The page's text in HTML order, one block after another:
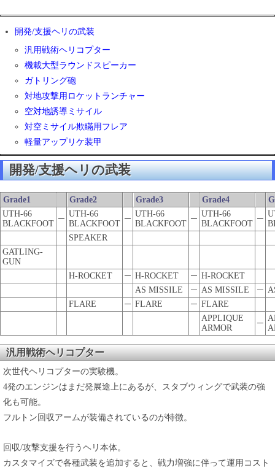
開発/支援ヘリの武装
汎用戦術ヘリコプター
機載大型ラウンドスピーカー
ガトリング砲
対地攻撃用ロケットランチャー
空対地誘導ミサイル
対空ミサイル欺瞞用フレア
軽量アップリケ装甲
開発/支援ヘリの武装
Grade1 Grade2 Grade3 Grade4
UTH-66
BLACKFOOT
─
UTH-66
BLACKFOOT
─
UTH-66
BLACKFOOT
─
UTH-66
BLACKFOOT
─
SPEAKER
GATLING-
GUN
H-ROCKET
─ H-ROCKET ─ H-ROCKET
AS MISSILE
─ AS MISSILE ─
FLARE
─ FLARE ─ FLARE
APPLIQUE
ARMOR
─
汎用戦術ヘリコプター
次世代ヘリコプターの実験機。
4発のエンジンはまだ発展途上にあるが、スタブウィングで武装の強
化も可能。
フルトン回収アームが装備されているのが特徴。
回収/攻撃支援を行うヘリ本体。
カスタマイズで各種武装を追加すると、戦力増強に伴って運用コスト